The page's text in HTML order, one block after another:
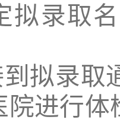
拟录取
拟录取
院进行